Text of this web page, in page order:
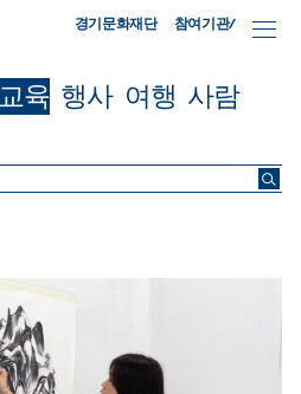
경기문화재단 참여기관/
교육 행사 여행 사람